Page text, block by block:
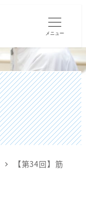
メニュー
【第34回】筋